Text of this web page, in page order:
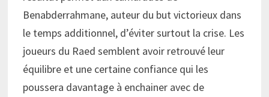
Benabderrahmane, auteur du but victorieux dans
le temps additionnel, d’éviter surtout la crise. Les
joueurs du Raed semblent avoir retrouvé leur
équilibre et une certaine confiance qui les
poussera davantage à enchainer avec de